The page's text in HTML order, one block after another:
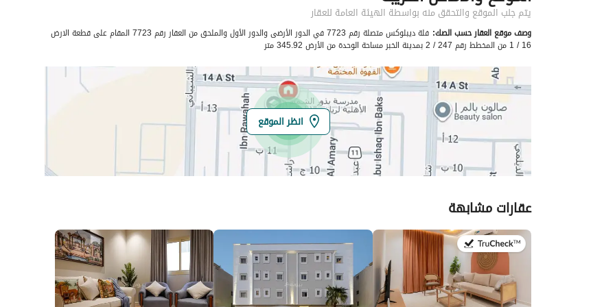
الموقع
المنطقة
المنطقة الشرقية
المدينة
الخبر
الحي
الخزامى
اسم الشارع
عبدالرحيم ابن شيت
الرمز البريدي
رقم المبنى
الرقم الاضافي
خط العرض
خط الطول
50.180374763975074
تفاصيل العقار
نوع الإعلان
للإيجار
استخدام العقار
-
السعر
15000
المساحة
270.06
يتم جلب الموقع والتحقق منه بواسطة الهيئة العامة للعقار
وصف موقع العقار حسب الصك:
فلة ديبلوكس متصلة رقم 7723 في الدور الأرضى والدور الأول والملحق من العقار رقم 7723 المقام على قطعة الارض
16 / 1 من المخطط رقم 247 / 2 بمدينة الخبر مساحة الوحدة من الأرض 345.92 متر
انظر الموقع
عقارات مشابهة
في:20 يوليو 2026